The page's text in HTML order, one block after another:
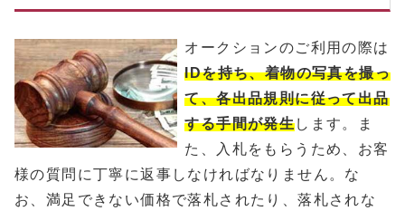
オークションのご利用の際は
IDを持ち、着物の写真を撮っ
て、各出品規則に従って出品
する手間が発生します。ま
た、入札をもらうため、お客
様の質問に丁寧に返事しなければなりません。な
お、満足できない価格で落札されたり、落札されな